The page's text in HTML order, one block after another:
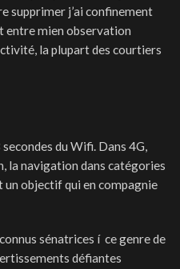
supprimer j’ai confinement
entre mien observation
la plupart des courtiers
du Wifi. Dans 4G,
la navigation dans catégories
un objectif qui en compagnie
sénatrices í ce genre de
défiantes